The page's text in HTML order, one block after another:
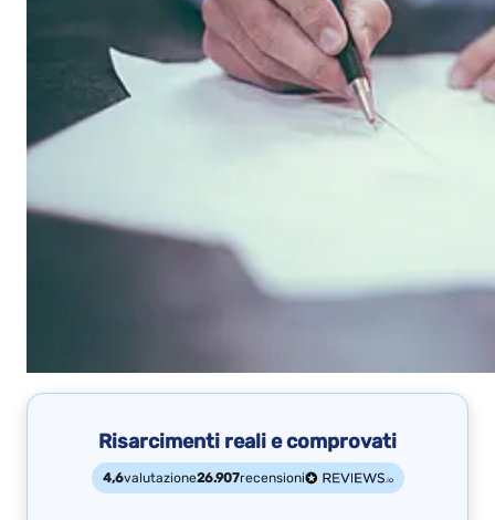
Risarcimenti reali e comprovati
4,6valutazione26.907recensioni